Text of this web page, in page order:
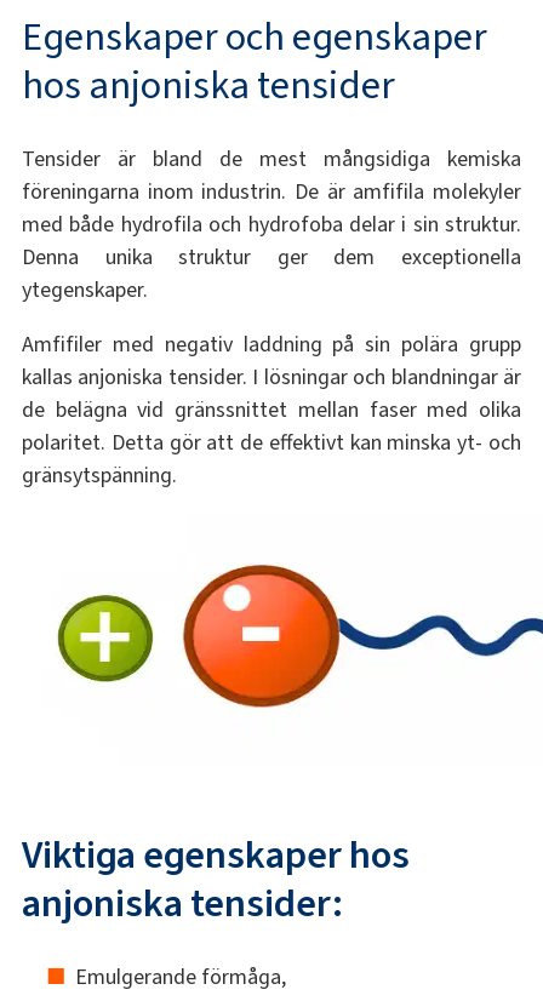
Egenskaper och egenskaper
hos anjoniska tensider
Tensider är bland de mest mångsidiga kemiska
föreningarna inom industrin. De är amfifila molekyler
med både hydrofila och hydrofoba delar i sin struktur.
Denna unika struktur ger dem exceptionella
ytegenskaper.
Amfifiler med negativ laddning på sin polära grupp
kallas anjoniska tensider. I lösningar och blandningar är
de belägna vid gränssnittet mellan faser med olika
polaritet. Detta gör att de effektivt kan minska yt- och
gränsytspänning.
Viktiga egenskaper hos
anjoniska tensider:
Emulgerande förmåga,